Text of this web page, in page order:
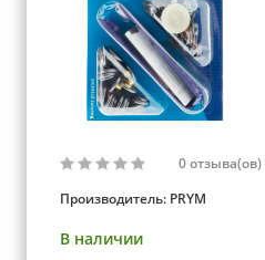
0отзыва(ов)
Производитель: PRYM
В наличии